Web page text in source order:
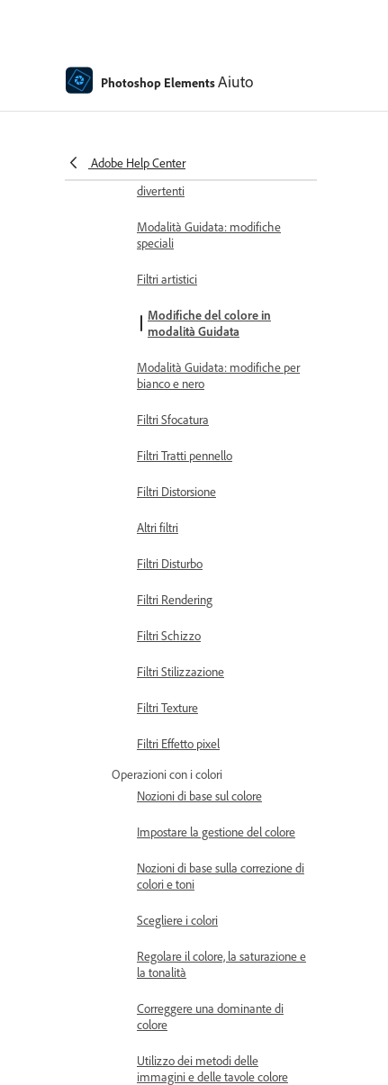
Photoshop ElementsAiuto
Adobe Help Center
Modalità Guidata: modifiche
divertenti
Modalità Guidata: modifiche
speciali
Filtri artistici
Modifiche del colore in
modalità Guidata
Modalità Guidata: modifiche per
bianco e nero
Filtri Sfocatura
Filtri Tratti pennello
Filtri Distorsione
Altri filtri
Filtri Disturbo
Filtri Rendering
Filtri Schizzo
Filtri Stilizzazione
Filtri Texture
Filtri Effetto pixel
Operazioni con i colori
Nozioni di base sul colore
Impostare la gestione del colore
Nozioni di base sulla correzione di
colori e toni
Scegliere i colori
Regolare il colore, la saturazione e
la tonalità
Correggere una dominante di
colore
Utilizzo dei metodi delle
immagini e delle tavole colore